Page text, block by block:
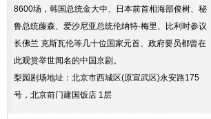
8600场，韩国总统金大中、日本前首相海部俊树、秘
鲁总统藤森、爱沙尼亚总统伦纳特·梅里、比利时参议
长佛兰 克斯瓦伦等几十位国家元首、政府要员都曾在
此观赏举世闻名的中国京剧 。
梨园剧场地址：北京市西城区(原宣武区)永安路175
号，北京前门建国饭店 1层